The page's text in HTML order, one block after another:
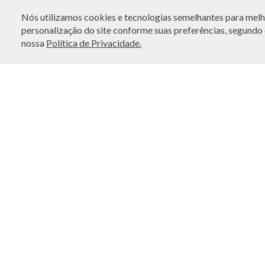
Nós utilizamos cookies e tecnologias semelhantes para
personalização do site conforme suas preferências,
nossa Política de Privacidade.
FRETE CORTESIA NO 10% OFF
NA PRIMEIRA